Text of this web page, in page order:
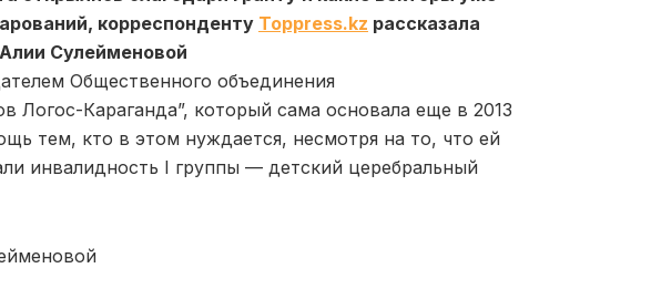
корреспонденту Toppress.kz рассказала
Сулейменовой
Общественного объединения
Логос-Караганда”, который сама основала еще в 2013
тем, кто в этом нуждается, несмотря на то, что ей
инвалидность I группы — детский церебральный